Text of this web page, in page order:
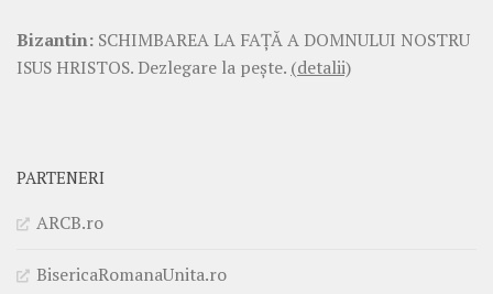
Bizantin: SCHIMBAREA LA FAŢĂ A DOMNULUI NOSTRU
ISUS HRISTOS. Dezlegare la pește. (detalii)
PARTENERI
ARCB.ro
BisericaRomanaUnita.ro